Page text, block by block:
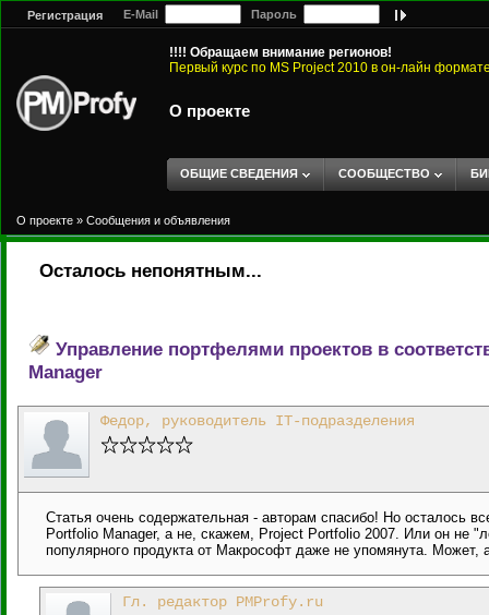
Регистрация E-Mail Пароль
!!!! Обращаем внимание регионов!
Первый курс по MS Project 2010 в он-лайн
О проекте
ОБЩИЕ СВЕДЕНИЯ СООБЩЕСТВО
О проекте » Сообщения и объявления
Осталось непонятным...
Управление портфелями проектов в
Manager
Федор, руководитель IT-подразделения
Статья очень содержательная - авторам спасибо! Но осталось
Portfolio Manager, а не, скажем, Project Portfolio 2007. Или он не
популярного продукта от Макрософт даже не упомянута. Может,
Гл. редактор PMProfy.ru